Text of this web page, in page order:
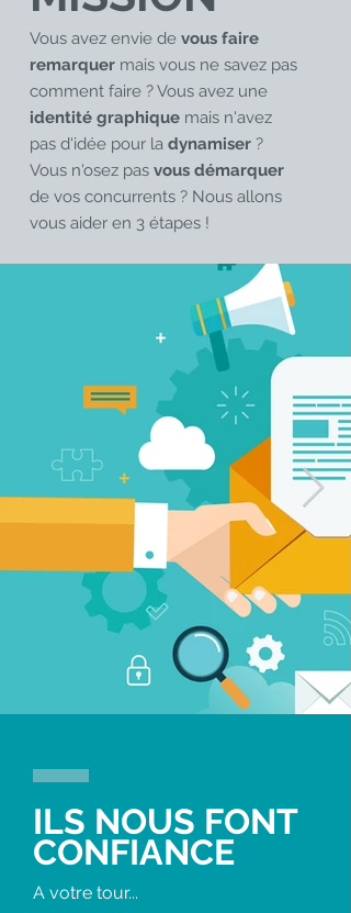
Vous avez envie de vous faire
remarquer mais vous ne savez pas
comment faire ? Vous avez une
identité graphique mais n'avez
pas d'idée pour la dynamiser ?
Vous n'osez pas vous démarquer
de vos concurrents ? Nous allons
vous aider en 3 étapes !
ILS NOUS FONT
CONFIANCE
A votre tour...